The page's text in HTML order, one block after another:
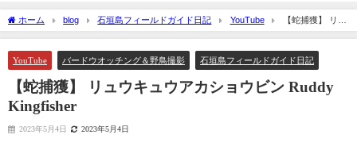
ホーム blog 石垣島フィールドガイド日記 YouTube
【蛇捕獲】 リュ
ウキュウアカショウビン Ruddy Kingfisher
YouTube バードウオッチング＆野鳥撮影 石垣島フィールドガイド日記
【蛇捕獲】 リュウキュウアカショウビン Ruddy
Kingfisher
2023年5月4日 2023年5月4日